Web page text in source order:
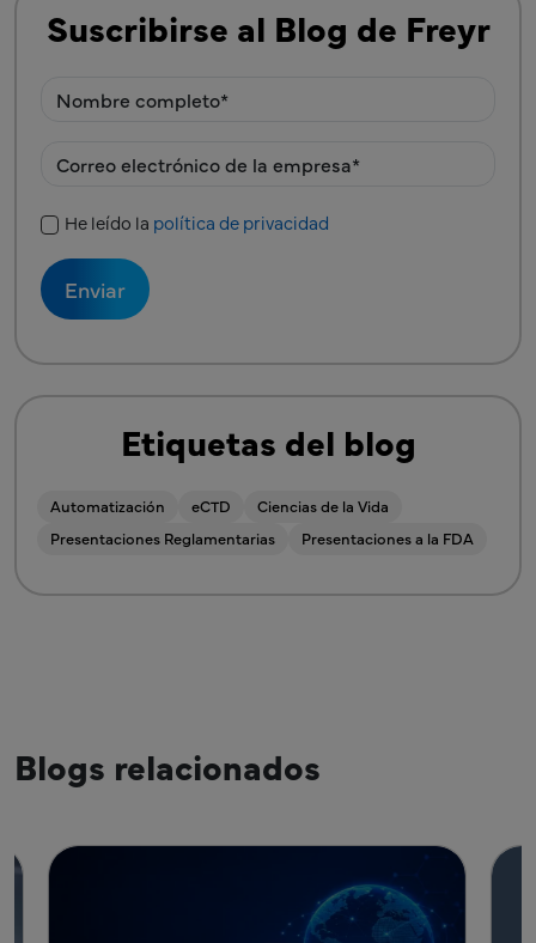
Suscribirse al Blog de Freyr
Política de privacidad
He leído la política de privacidad
Etiquetas del blog
Automatización eCTD
Ciencias de la Vida
Presentaciones Reglamentarias
Presentaciones a la FDA
Blogs relacionados